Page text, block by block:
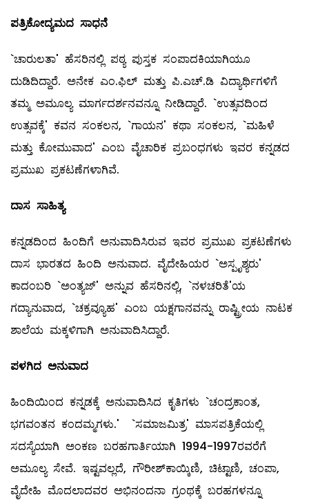
ಪತ್ರಿಕೋದ್ಯಮದ ಸಾಧನೆ
`ಚಾರುಲತಾ' ಹೆಸರಿನಲ್ಲಿ ಪಠ್ಯ ಪುಸ್ತಕ ಸಂಪಾದಕಿಯಾಗಿಯೂ
ದುಡಿದಿದ್ದಾರೆ. ಅನೇಕ ಎಂ.ಫಿಲ್ ‌ಮತ್ತು ಪಿ.ಎಚ್‌.ಡಿ ವಿದ್ಯಾರ್ಥಿಗಳಿಗೆ
ತಮ್ಮ ಅಮೂಲ್ಯ ಮಾರ್ಗದರ್ಶನವನ್ನೂ ನೀಡಿದ್ದಾರೆ. `ಉತ್ಸವದಿಂದ
ಉತ್ಸವಕ್ಕೆ' ಕವನ ಸಂಕಲನ, `ಗಾಯನ' ಕಥಾ ಸಂಕಲನ, `ಮಹಿಳೆ
ಮತ್ತು ಕೋಮುವಾದ' ಎಂಬ ವೈಚಾರಿಕ ಪ್ರಬಂಧಗಳು ಇವರ ಕನ್ನಡದ
ಪ್ರಮುಖ ಪ್ರಕಟಣೆಗಳಾಗಿವೆ.
ದಾಸ ಸಾಹಿತ್ಯ
ಕನ್ನಡದಿಂದ ಹಿಂದಿಗೆ ಅನುವಾದಿಸಿರುವ ಇವರ ಪ್ರಮುಖ ಪ್ರಕಟಣೆಗಳು
ದಾಸ ಭಾರತದ ಹಿಂದಿ ಅನುವಾದ. ವೈದೇಹಿಯರ `ಅಸ್ಪೃಶ್ಯರು'
ಕಾದಂಬರಿ `ಅಂತ್ಯಜ್‌' ಅನ್ನುವ ಹೆಸರಿನಲ್ಲಿ, `ನಳಚರಿತೆ'ಯ
ಗದ್ಯಾನುವಾದ, `ಚಕ್ರವ್ಯೂಹ' ಎಂಬ ಯಕ್ಷಗಾನವನ್ನು ರಾಷ್ಟ್ರೀಯ ನಾಟಕ
ಶಾಲೆಯ ಮಕ್ಕಳಿಗಾಗಿ ಅನುವಾದಿಸಿದ್ದಾರೆ.
ಪಳಗಿದ ಅನುವಾದ
ಹಿಂದಿಯಿಂದ ಕನ್ನಡಕ್ಕೆ ಅನುವಾದಿಸಿದ ಕೃತಿಗಳು `ಚಂದ್ರಕಾಂತ,
ಭಗವಂತನ ಕಂದಮ್ಮಗಳು.' `ಸಮಾಜಮಿತ್ರ' ಮಾಸಪತ್ರಿಕೆಯಲ್ಲಿ
ಸದಸ್ಯೆಯಾಗಿ ಅಂಕಣ ಬರಹಗಾರ್ತಿಯಾಗಿ 1994-1997ರವರೆಗೆ
ಅಮೂಲ್ಯ ಸೇವೆ. ಇಷ್ಟವಲ್ಲದೆ, ಗೌರೀಶ್‌ಕಾಯ್ಕಿಣಿ, ಚಿಟ್ಟಾಣಿ, ಚಂಪಾ,
ವೈದೇಹಿ ಮೊದಲಾದವರ ಅಭಿನಂದನಾ ಗ್ರಂಥಕ್ಕೆ ಬರಹಗಳನ್ನೂ